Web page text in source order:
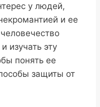
у людей,
и ее
изучать эту
понять ее
защиты от